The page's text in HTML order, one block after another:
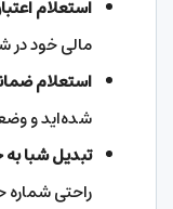
استعلام
مالی خود در
استعلام
شده‌اید و
تبدیل شبا
راحتی شماره